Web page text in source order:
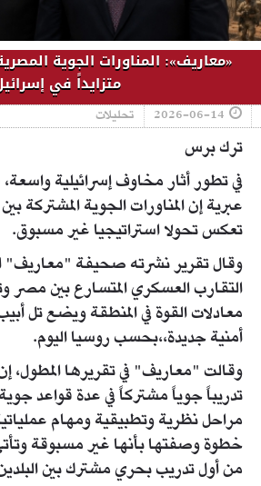
«معاريف»: المناورات الجوية
متزايداً في
2026-06-14 تحليلات
ترك برس
في تطور أثار مخاوف إسرائيلية
عبرية إن المناورات الجوية المشتركة
تعكس تحولا استراتيجيا غير مسبوق.
وقال تقرير نشرته صحيفة "معاريف"
التقارب العسكري المتسارع بين مصر
معادلات القوة في المنطقة ويضع تل
أمنية جديدة،،بحسب روسيا اليوم.
وقالت "معاريف" في تقريرها المطول،
تدريباً جوياً مشتركاً في عدة قواعد
مراحل نظرية وتطبيقية ومهام
خطوة وصفتها بأنها غير مسبوقة
من أول تدريب بحري مشترك بين البلدين منذ